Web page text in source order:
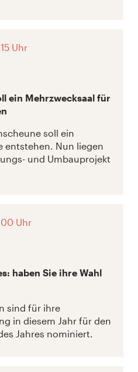
Uhr
ein Mehrzwecksaal für
soll ein
entstehen. Nun liegen
und Umbauprojekt
Uhr
haben Sie ihre Wahl
sind für ihre
in diesem Jahr für den
Jahres nominiert.